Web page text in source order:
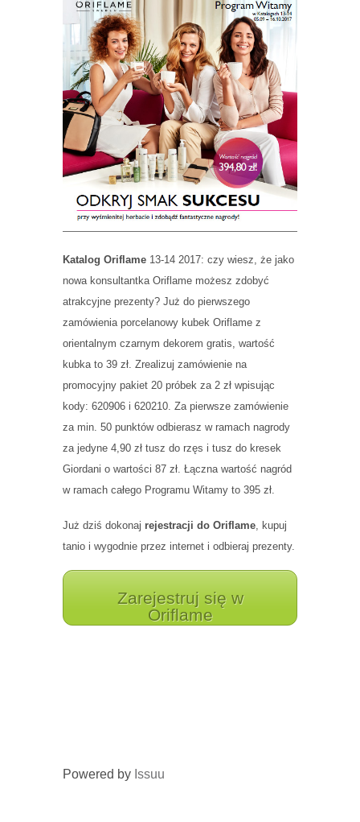
Katalog Oriflame 13-14 2017: czy wiesz, że jako
nowa konsultantka Oriflame możesz zdobyć
atrakcyjne prezenty? Już do pierwszego
zamówienia porcelanowy kubek Oriflame z
orientalnym czarnym dekorem gratis, wartość
kubka to 39 zł. Zrealizuj zamówienie na
promocyjny pakiet 20 próbek za 2 zł wpisując
kody: 620906 i 620210. Za pierwsze zamówienie
za min. 50 punktów odbierasz w ramach nagrody
za jedyne 4,90 zł tusz do rzęs i tusz do kresek
Giordani o wartości 87 zł. Łączna wartość nagród
w ramach całego Programu Witamy to 395 zł.
Już dziś dokonaj rejestracji do Oriflame , kupuj
tanio i wygodnie przez internet i odbieraj prezenty.
Zarejestruj się w
Oriflame
Powered by Issuu